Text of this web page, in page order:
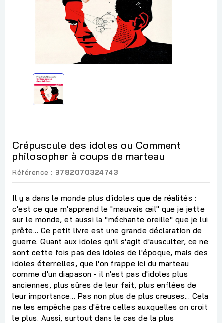
Crépuscule des idoles ou Comment
philosopher à coups de marteau
Référence : 9782070324743
Il y a dans le monde plus d'idoles que de réalités :
c'est ce que m'apprend le "mauvais œil" que je jette
sur le monde, et aussi la "méchante oreille" que je lui
prête... Ce petit livre est une grande déclaration de
guerre. Quant aux idoles qu'il s'agit d'ausculter, ce ne
sont cette fois pas des idoles de l'époque, mais des
idoles éternelles, que l'on frappe ici du marteau
comme d'un diapason - il n'est pas d'idoles plus
anciennes, plus sûres de leur fait, plus enflées de
leur importance... Pas non plus de plus creuses... Cela
ne les empêche pas d'être celles auxquelles on croit
le plus. Aussi, surtout dans le cas de la plus